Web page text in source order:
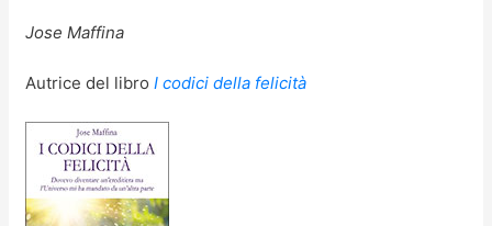
Jose Maffina
Autrice del libroI codici della felicità